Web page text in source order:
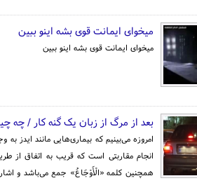
میخوای ایمانت قوی بشه اینو ببین
میخوای ایمانت قوی بشه اینو ببین
بعد از مرگ از زبان یک گنه کار / چه
امروزه می‌بینیم که بیماری‌هایی مانند ایدز
انجام مقاربتی است که قریب به اتفاق از
همچنین کلمه «الْأَوْجَاعُ» جمع می‌باشد و